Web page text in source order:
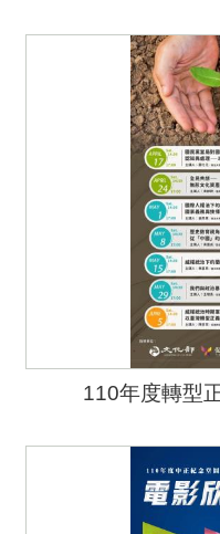
110年度轉型